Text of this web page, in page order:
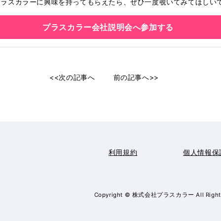
スカラーに興味を持ってもらえたら、ぜひ一度覗いてみてほしい
プラスカラー会社説明会へ参加する
<<次の記事へ 前の記事へ>>
利用規約 個人情報保
Copyright © 株式会社プラスカラー All